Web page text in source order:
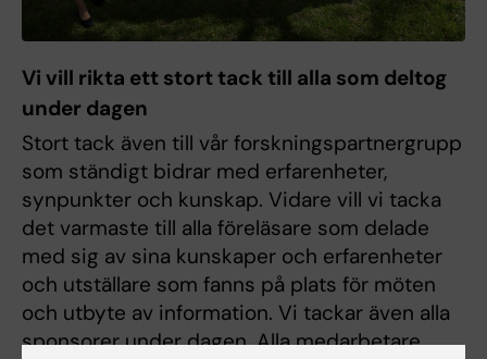
Vi vill rikta ett stort tack till alla som deltog
under dagen
Stort tack även till vår forskningspartnergrupp
som ständigt bidrar med erfarenheter,
synpunkter och kunskap. Vidare vill vi tacka
det varmaste till alla föreläsare som delade
med sig av sina kunskaper och erfarenheter
och utställare som fanns på plats för möten
och utbyte av information. Vi tackar även alla
sponsorer under dagen. Alla medarbetare